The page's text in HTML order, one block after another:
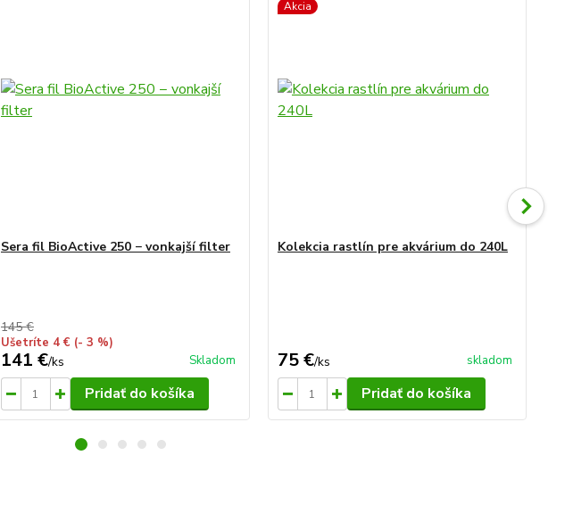
Sera fil BioActive 250 − vonkajší filter
145 €
Ušetríte 4 € (- 3 %)
141 €/ks Skladom
Pridať do košíka
Akcia
Kolekcia rastlín pre akvárium do 240L
75 €/ks skladom
Pridať do košíka